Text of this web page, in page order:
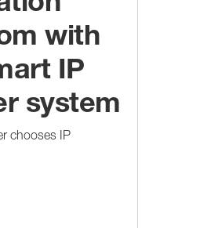
with
IP
system
chooses IP